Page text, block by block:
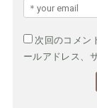
次回のコメン
ールアドレス、